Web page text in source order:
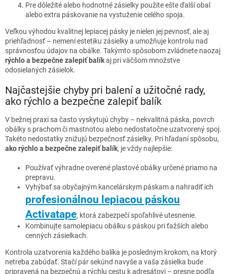
Pre dôležité alebo hodnotné zásielky použite ešte ďalší obal
alebo extra páskovanie na vystuženie celého spoja.
Veľkou výhodou kvalitnej lepiacej pásky je nielen jej pevnosť, ale aj
priehľadnosť – nemení estetiku zásielky a umožňuje kontrolu nad
správnosťou údajov na obálke. Takýmto spôsobom zvládnete naozaj
rýchlo a bezpečne zalepiť balíkaj pri väčšom množstve
odosielaných zásielok.
Najčastejšie chyby pri balení a užitočné rady,
ako rýchlo a bezpečne zalepiť balík
V bežnej praxi sa často vyskytujú chyby – nekvalitná páska, povrch
obálky s prachom či mastnotou alebo nedostatočne uzatvorený spoj.
Takéto nedostatky znižujú bezpečnosť zásielky. Pri hľadaní spôsobu,
ako rýchlo a bezpečne zalepiť balík, je vždy najlepšie:
Používať výhradne overené plastové obálky určené priamo na
prepravu.
Vyhýbať sa obyčajným kancelárskym páskam a nahradiť ich
profesionálnou lepiacou páskou
Activatape, ktorá zabezpečí spoľahlivé utesnenie.
Kombinujte samolepiacu obálku s páskou pri ťažších alebo
cenných zásielkach.
Kontrola uzatvorenia každého balíka je posledným krokom, na ktorý
netreba zabúdať. Stačí pár sekúnd navyše a vaša zásielka bude
pripravená na bezpečnú a rýchlu cestu k adresátovi – presne podľa